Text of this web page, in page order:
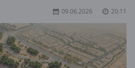
09.06.2026 20:11